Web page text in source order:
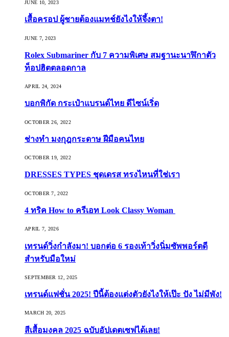
JUNE 10, 2023
เสื้อครอป ผู้ชายต้องแมทช์ยังไงให้จึ้งตา!
JUNE 7, 2023
Rolex Submariner กับ 7 ความพิเศษ สมฐานะนาฬิกาตัว
ท็อปฮิตตลอดกาล
APRIL 24, 2024
บอกพิกัด กระเป๋าแบรนด์ไทย ดีไซน์เริ่ด
OCTOBER 26, 2022
ช่างทำ มงกุฎกระดาษ ฝีมือคนไทย
OCTOBER 19, 2022
DRESSES TYPES ชุดเดรส ทรงไหนที่ใช่เรา
OCTOBER 7, 2022
4 ทริค How to ครีเอท Look Classy Woman
APRIL 7, 2026
เทรนด์วิ่งกำลังมา! บอกต่อ 6 รองเท้าวิ่งนิ่มซัพพอร์ตดี
สำหรับมือใหม่
SEPTEMBER 12, 2025
เทรนด์แฟชั่น 2025! ปีนี้ต้องแต่งตัวยังไงให้เป๊ะ ปัง ไม่มีพัง!
MARCH 20, 2025
สีเสื้อมงคล 2025 ฉบับอัปเดตเซฟได้เลย!